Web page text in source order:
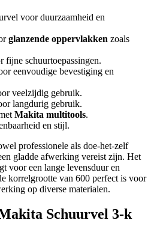
voor duurzaamheid en
glanzende oppervlakken zoals
fijne schuurtoepassingen.
eenvoudige bevestiging en
veelzijdig gebruik.
langdurig gebruik.
Makita multitools.
en stijl.
professionele als doe-het-zelf
gladde afwerking vereist zijn. Het
voor een lange levensduur en
korrelgrootte van 600 perfect is voor
op diverse materialen.
Schuurvel 3-k